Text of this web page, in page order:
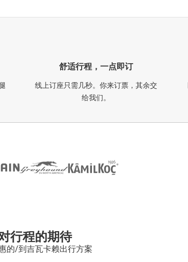
舒适行程，一点即订
线上订座只需几秒。你来订票，其余交
给我们。
行程的期待
的/到吉瓦卡赖出行方案